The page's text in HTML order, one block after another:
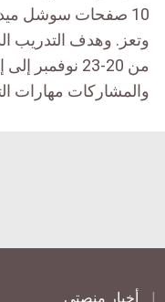
10 صفحات سوشل
وتعز. وهدف التدريب
من 20-23
والمشاركات مهارات
أخبار منصتي